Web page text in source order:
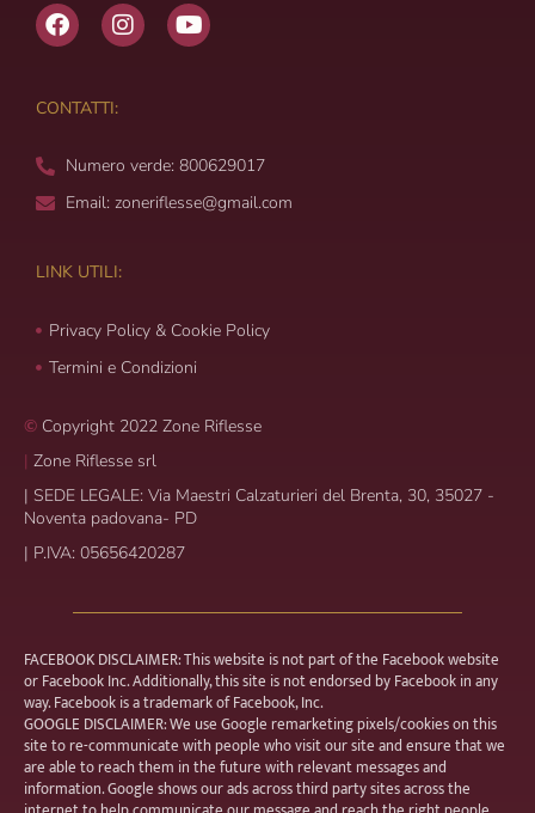
F
a
b
o
I
n
r
a
m
Y
o
e
CONTATTI:
Numero verde: 800629017
Email: zoneriflesse@gmail.com
LINK UTILI:
Privacy Policy & Cookie Policy
Termini e Condizioni
© Copyright 2022 Zone Riflesse
| Zone Riflesse srl
| SEDE LEGALE: Via Maestri Calzaturieri del Brenta, 30, 35027 -
Noventa padovana- PD
| P.IVA: 05656420287
FACEBOOK DISCLAIMER: This website is not part of the Facebook website
or Facebook Inc. Additionally, this site is not endorsed by Facebook in any
way. Facebook is a trademark of Facebook, Inc.
GOOGLE DISCLAIMER: We use Google remarketing pixels/cookies on this
site to re-communicate with people who visit our site and ensure that we
are able to reach them in the future with relevant messages and
information. Google shows our ads across third party sites across the